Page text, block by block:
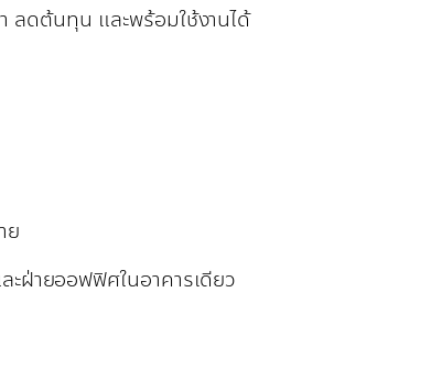
า ลดต้นทุน และพร้อมใช้งานได้
ย
ฝ่ายออฟฟิศในอาคารเดียว